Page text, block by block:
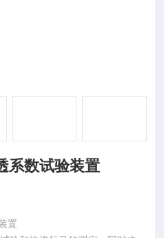
系数试验装置
置